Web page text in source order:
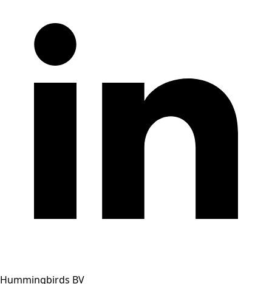
Hummingbirds BV